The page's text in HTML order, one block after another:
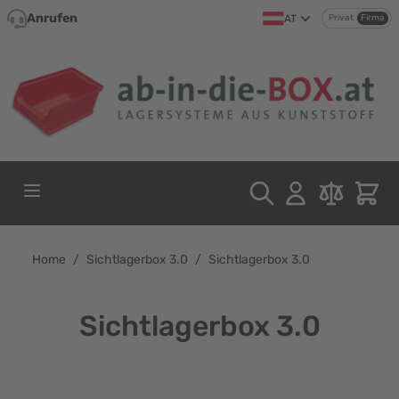
Direkt zum Inhalt
Anrufen AT Privat Firma
Home / Sichtlagerbox 3.0 / Sichtlagerbox 3.0
Sichtlagerbox 3.0